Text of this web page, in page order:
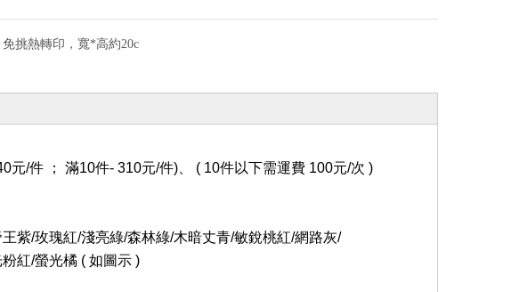
免挑熱轉印，寬*高約20c
元/件 ；
滿10件- 310元/件)、 ( 10件以下需運費 100元/次 )
紫/玫瑰紅/淺亮綠/森林綠/木暗丈青/敏銳桃紅/網路灰/
/螢光橘 ( 如圖示 )